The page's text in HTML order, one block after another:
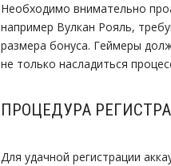
Необходимо внимательно
например Вулкан Рояль,
размера бонуса. Геймеры
не только насладиться
ПРОЦЕДУРА
Для удачной регистрации